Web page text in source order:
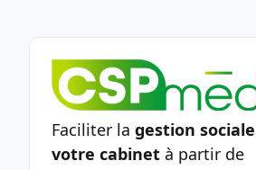
Faciliter la gestion
votre cabinet à partir de